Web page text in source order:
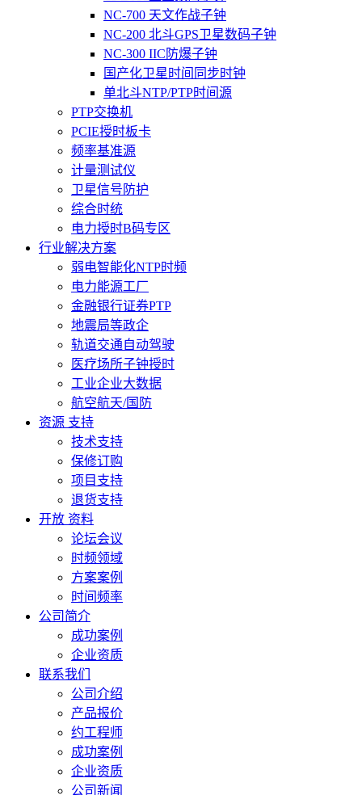
NC-700 天文作战子钟
NC-200 北斗GPS卫星数码子钟
NC-300 IIC防爆子钟
国产化卫星时间同步时钟
单北斗NTP/PTP时间源
PTP交换机
PCIE授时板卡
频率基准源
计量测试仪
卫星信号防护
综合时统
电力授时B码专区
行业解决方案
弱电智能化NTP时频
电力能源工厂
金融银行证券PTP
地震局等政企
轨道交通自动驾驶
医疗场所子钟授时
工业企业大数据
航空航天/国防
资源 支持
技术支持
保修订购
项目支持
退货支持
开放 资料
论坛会议
时频领域
方案案例
时间频率
公司简介
成功案例
企业资质
联系我们
公司介绍
产品报价
约工程师
成功案例
企业资质
公司新闻